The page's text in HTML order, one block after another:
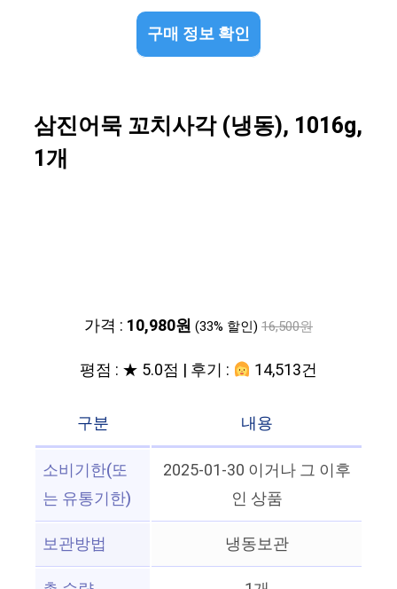
구매 정보 확인
삼진어묵 꼬치사각 (냉동), 1016g,
1개
가격 : 10,980원 (33% 할인) 16,500원
평점 : ★ 5.0점 | 후기 : 14,513건
구분
내용
소비기한(또
는 유통기한)
2025-01-30 이거나 그 이후
인 상품
보관방법
냉동보관